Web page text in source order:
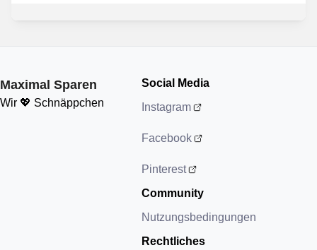
Maximal Sparen
Wir 💖 Schnäppchen
Social Media
Instagram
Facebook
Pinterest
Community
Nutzungsbedingungen
Rechtliches